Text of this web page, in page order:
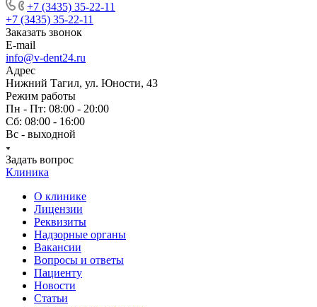
+7 (3435) 35-22-11
+7 (3435) 35-22-11
Заказать звонок
E-mail
info@v-dent24.ru
Адрес
Нижний Тагил, ул. Юности, 43
Режим работы
Пн - Пт: 08:00 - 20:00
Сб: 08:00 - 16:00
Вс - выходной
Задать вопрос
Клиника
О клинике
Лицензии
Реквизиты
Надзорные органы
Вакансии
Вопросы и ответы
Пациенту
Новости
Статьи